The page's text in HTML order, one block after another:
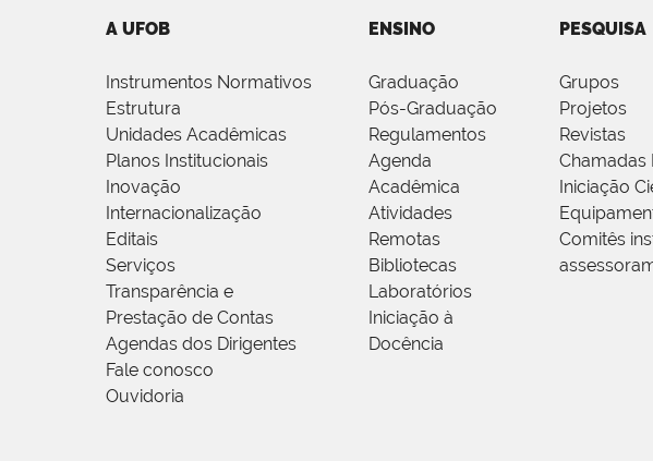
A UFOB
Instrumentos Normativos
Estrutura
Unidades Acadêmicas
Planos Institucionais
Inovação
Internacionalização
Editais
Serviços
Transparência e
Prestação de Contas
Agendas dos Dirigentes
Fale conosco
Ouvidoria
ENSINO
Graduação
Pós-Graduação
Regulamentos
Agenda
Acadêmica
Atividades
Remotas
Bibliotecas
Laboratórios
Iniciação à
Docência
PESQUISA
Grupos
Projetos
Revistas
Chamadas
Iniciação
Comitês